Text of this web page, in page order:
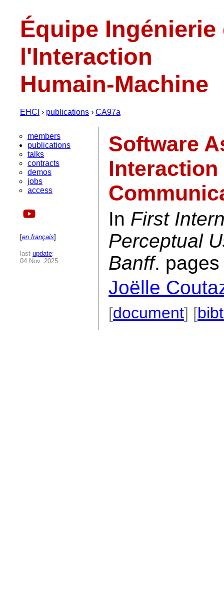
Équipe Ingénierie
l'Interaction
Humain-Machine
EHCI › publications › CA97a
members
publications
talks
contracts
demos
jobs
access
[en français]
last update:
04 Nov. 2025
Software
Interaction
In First
Perceptual
Banff.
Joëlle
[document] [